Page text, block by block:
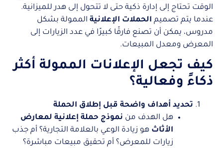
الوقت تحتاج إلى إدارة ذكية حتى لا تتحول إلى هدر للميزانية.
عندما يتم تصميم الحملات الإعلانية الممولة بشكل
مدروس، يمكن أن تصنع فارقًا كبيرًا في عدد الزيارات إلى
المعرض ومعدل المبيعات.
كيف تجعل الإعلانات الممولة أكثر
ذكاءً وفعالية؟
تحديد أهداف واضحة قبل إطلاق الحملة
هل الهدف من نموذج حملة إعلانية لمعارض
الأثاث هو زيادة الوعي بالعلامة التجارية؟ أم جذب
زيارات للمعرض؟ أم تحقيق مبيعات مباشرة؟